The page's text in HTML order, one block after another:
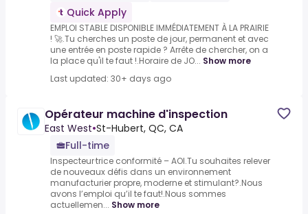
Quick Apply
EMPLOI STABLE DISPONIBLE IMMÉDIATEMENT À LA PRAIRIE
! 🚀.Tu cherches un poste de jour, permanent et avec
une entrée en poste rapide ? Arrête de chercher, on a
la place qu'il te faut !.Horaire de JO... Show more
Last updated: 30+ days ago
Opérateur machine d'inspection
East West•St-Hubert, QC, CA
Full-time
Inspecteur·trice conformité – AOI.Tu souhaites relever
de nouveaux défis dans un environnement
manufacturier propre, moderne et stimulant?.Nous
avons l’emploi qu’il te faut!.Nous sommes
actuellemen... Show more